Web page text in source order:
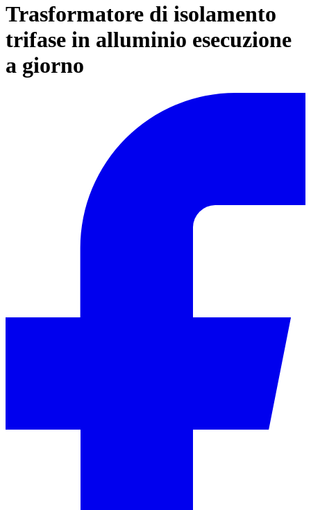
Trasformatore di isolamento
trifase in alluminio esecuzione
a giorno